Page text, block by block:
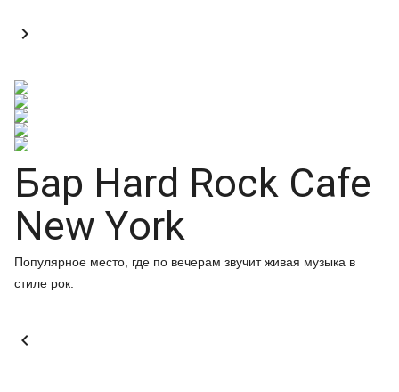

Бар Hard Rock Cafe
New York
Популярное место, где по вечерам звучит живая музыка в
стиле рок.
